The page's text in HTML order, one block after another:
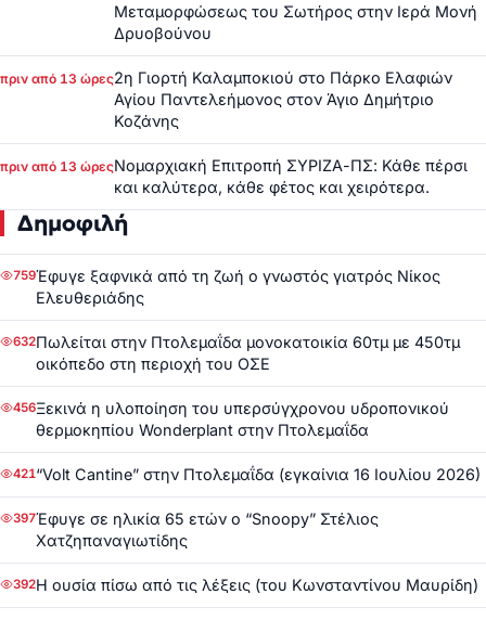
Μεταμορφώσεως του Σωτήρος στην Ιερά Μονή
Δρυοβούνου
πριν από 13 ώρες2η Γιορτή Καλαμποκιού στο Πάρκο Ελαφιών
Αγίου Παντελεήμονος στον Άγιο Δημήτριο
Κοζάνης
πριν από 13 ώρεςΝομαρχιακή Επιτροπή ΣΥΡΙΖΑ-ΠΣ: Κάθε πέρσι
και καλύτερα, κάθε φέτος και χειρότερα.
Δημοφιλή
759Έφυγε ξαφνικά από τη ζωή ο γνωστός γιατρός Νίκος
Ελευθεριάδης
632Πωλείται στην Πτολεμαΐδα μονοκατοικία 60τμ με 450τμ
οικόπεδο στη περιοχή του ΟΣΕ
456Ξεκινά η υλοποίηση του υπερσύγχρονου υδροπονικού
θερμοκηπίου Wonderplant στην Πτολεμαΐδα
421“Volt Cantine” στην Πτολεμαΐδα (εγκαίνια 16 Ιουλίου 2026)
397Έφυγε σε ηλικία 65 ετών ο “Snoopy” Στέλιος
Χατζηπαναγιωτίδης
392Η ουσία πίσω από τις λέξεις (του Κωνσταντίνου Μαυρίδη)